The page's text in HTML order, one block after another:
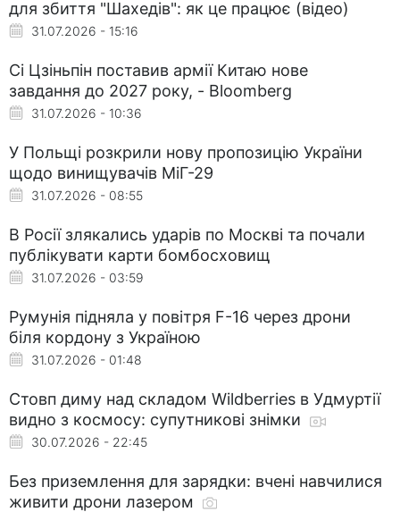
для збиття "Шахедів": як це працює (відео)
31.07.2026 - 15:16
Сі Цзіньпін поставив армії Китаю нове
завдання до 2027 року, - Bloomberg
31.07.2026 - 10:36
У Польщі розкрили нову пропозицію України
щодо винищувачів МіГ-29
31.07.2026 - 08:55
В Росії злякались ударів по Москві та почали
публікувати карти бомбосховищ
31.07.2026 - 03:59
Румунія підняла у повітря F-16 через дрони
біля кордону з Україною
31.07.2026 - 01:48
Стовп диму над складом Wildberries в Удмуртії
видно з космосу: супутникові знімки
30.07.2026 - 22:45
Без приземлення для зарядки: вчені навчилися
живити дрони лазером